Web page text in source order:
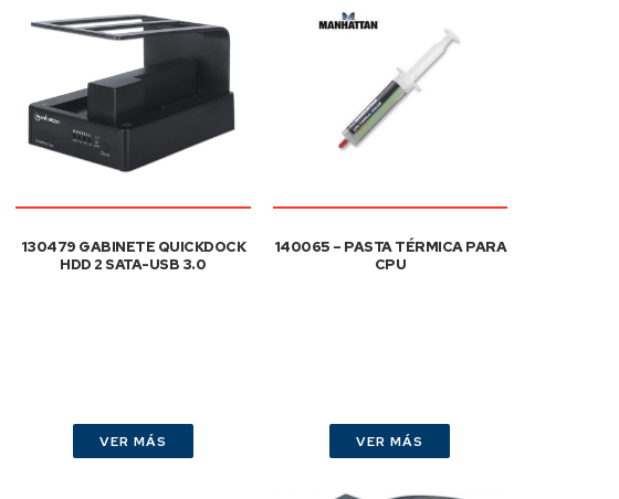
130479 GABINETE QUICKDOCK
HDD 2 SATA-USB 3.0
VER MÁS
140065 – PASTA TÉRMICA PARA
CPU
VER MÁS